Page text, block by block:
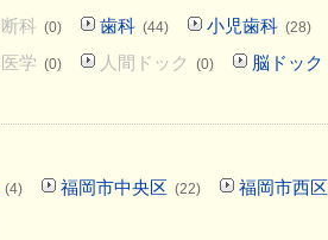
科 (0) 歯科 (44) 小児歯科 (28)
学 (0) 人間ドック (0) 脳ドック
(4) 福岡市中央区 (22) 福岡市西区